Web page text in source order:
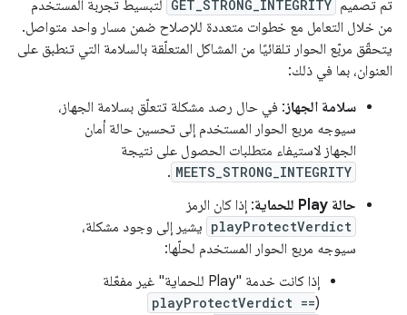
تم تصميم GET_STRONG_INTEGRITY لتبسيط تجربة المستخدم
من خلال التعامل مع خطوات متعددة للإصلاح ضمن مسار واحد متواصل.
يتحقّق مربّع الحوار تلقائيًا من المشاكل المتعلّقة بالسلامة التي تنطبق على
العنوان، بما في ذلك:
سلامة الجهاز: في حال رصد مشكلة تتعلّق بسلامة الجهاز،
سيوجه مربع الحوار المستخدم إلى تحسين حالة أمان
الجهاز لاستيفاء متطلبات الحصول على نتيجة
MEETS_STRONG_INTEGRITY
.
حالة Play للحماية
: إذا كان الرمز
playProtectVerdict يشير إلى وجود مشكلة،
سيوجه مربع الحوار المستخدم لحلّها:
إذا كانت خدمة "Play للحماية" غير مفعّلة
(
playProtectVerdict ==